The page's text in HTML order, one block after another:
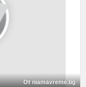
От niamavreme.bg